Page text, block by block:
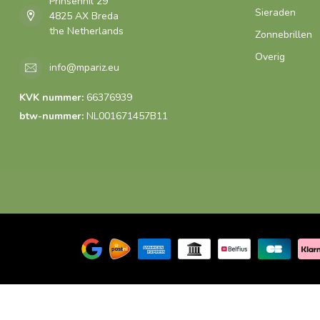
4825 AX Breda
the Netherlands
info@mpariz.eu
KVK nummer: 66376939
btw-nummer: NL001671457B11
Sieraden
Zonnebrillen
Overig